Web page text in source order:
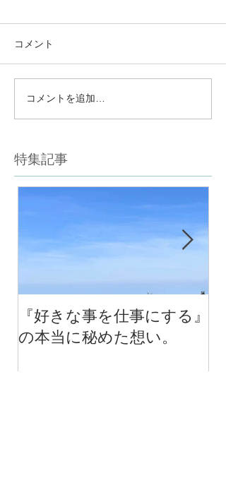
コメント
コメントを追加…
特集記事
『好きな事を仕事にする』
の本当に秘めた想い。